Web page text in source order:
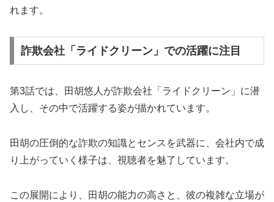
れます。
詐欺会社「ライドクリーン」での活躍に注目
第3話では、田胡悠人が詐欺会社「ライドクリーン」に潜
入し、その中で活躍する姿が描かれています。
田胡の圧倒的な詐欺の知識とセンスを武器に、会社内で成
り上がっていく様子は、視聴者を魅了しています。
この展開により、田胡の能力の高さと、彼の複雑な立場が